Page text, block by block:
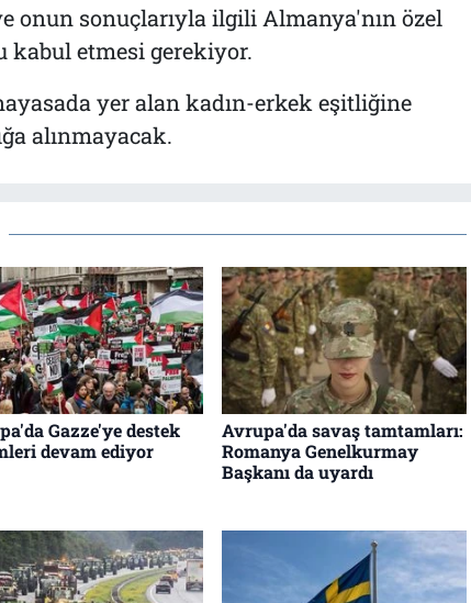
onun sonuçlarıyla ilgili Almanya'nın özel
etmesi gerekiyor.
yer alan kadın-erkek eşitliğine
alınmayacak.
Gazze'ye destek
devam ediyor
Avrupa'da savaş tamtamları:
Romanya Genelkurmay
Başkanı da uyardı